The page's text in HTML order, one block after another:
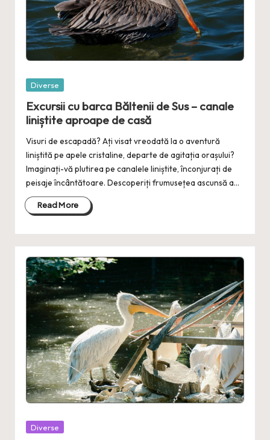
Posted
Diverse
Excursii cu barca Băltenii de Sus – canale
liniștite aproape de casă
Visuri de escapadă? Ați visat vreodată la o aventură
liniștită pe apele cristaline, departe de agitația orașului?
Imaginați-vă plutirea pe canalele liniștite, înconjurați de
peisaje încântătoare. Descoperiți frumusețea ascunsă a…
Read More
Posted
Diverse